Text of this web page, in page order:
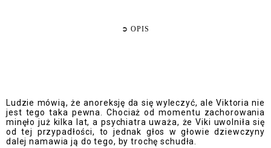
➲ OPIS
Ludzie mówią, że anoreksję da się wyleczyć, ale Viktoria nie
jest tego taka pewna. Chociaż od momentu zachorowania
minęło już kilka lat, a psychiatra uważa, że Viki uwolniła się
od tej przypadłości, to jednak głos w głowie dziewczyny
dalej namawia ją do tego, by trochę schudła.